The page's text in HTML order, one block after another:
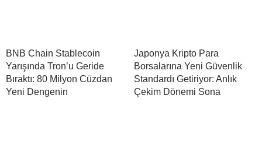
BNB Chain Stablecoin
Yarışında Tron’u Geride
Bıraktı: 80 Milyon Cüzdan
Yeni Dengenin
Japonya Kripto Para
Borsalarına Yeni Güvenlik
Standardı Getiriyor: Anlık
Çekim Dönemi Sona